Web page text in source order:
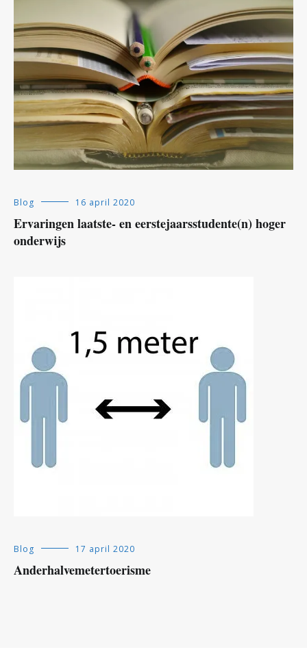
Blog 16 april 2020
Ervaringen laatste- en eerstejaarsstudente(n) hoger
onderwijs
Blog 17 april 2020
Anderhalvemetertoerisme